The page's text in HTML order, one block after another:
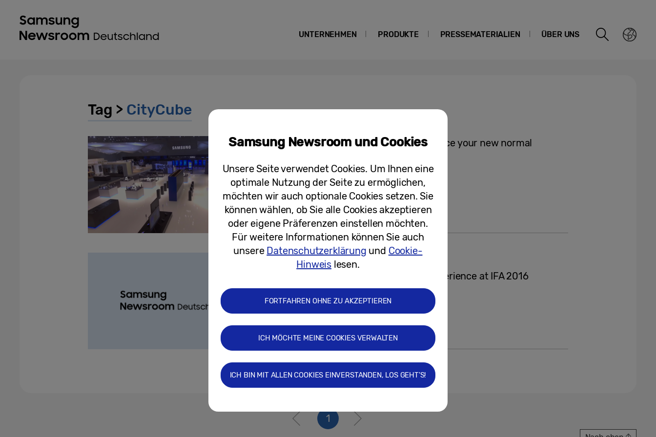
UNTERNEHMEN PRODUKTE PRESSEMATERIALIEN ÜBER UNS
Tag > CityCube
[Video] Samsung at IFA 2017 – Experience your new normal
03.09.2017
Pressemitteilungen
Samsung Redefines the Consumer Experience at IFA 2016
01.09.2016
1
Samsung Newsroom und Cookies
Unsere Seite verwendet Cookies. Um Ihnen eine
optimale Nutzung der Seite zu ermöglichen,
möchten wir auch optionale Cookies setzen. Sie
können wählen, ob Sie alle Cookies akzeptieren
oder eigene Präferenzen einstellen möchten.
Für weitere Informationen können Sie auch
unsere Datenschutzerklärung und Cookie-
Hinweis lesen.
FORTFAHREN OHNE ZU AKZEPTIEREN
ICH MÖCHTE MEINE COOKIES VERWALTEN
ICH BIN MIT ALLEN COOKIES EINVERSTANDEN, LOS GEHT'S!